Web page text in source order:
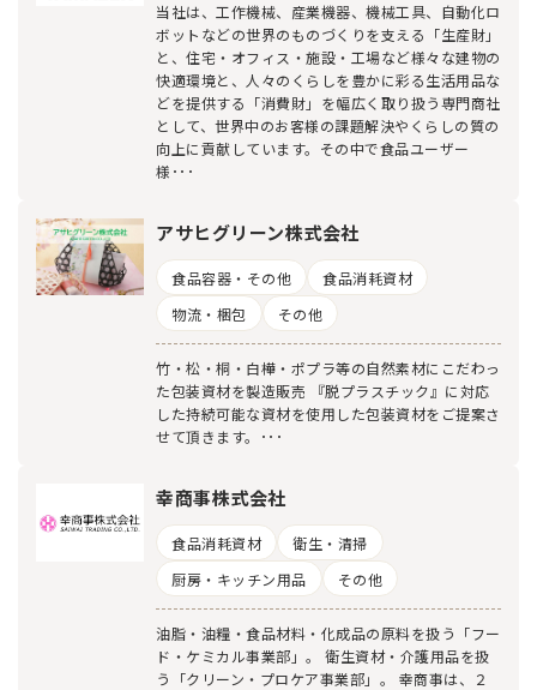
当社は、工作機械、産業機器、機械工具、自動化ロ
ボットなどの世界のものづくりを支える「生産財」
と、住宅・オフィス・施設・工場など様々な建物の
快適環境と、人々のくらしを豊かに彩る生活用品な
どを提供する「消費財」を幅広く取り扱う専門商社
として、世界中のお客様の課題解決やくらしの質の
向上に貢献しています。その中で食品ユーザー
様･･･
アサヒグリーン株式会社
食品容器・その他
食品消耗資材
物流・梱包
その他
竹・松・桐・白樺・ポプラ等の自然素材にこだわっ
た包装資材を製造販売 『脱プラスチック』に対応
した持続可能な資材を使用した包装資材をご提案さ
せて頂きます。･･･
幸商事株式会社
食品消耗資材
衛生・清掃
厨房・キッチン用品
その他
油脂・油糧・食品材料・化成品の原料を扱う「フー
ド・ケミカル事業部」。 衛生資材・介護用品を扱
う「クリーン・プロケア事業部」。 幸商事は、２